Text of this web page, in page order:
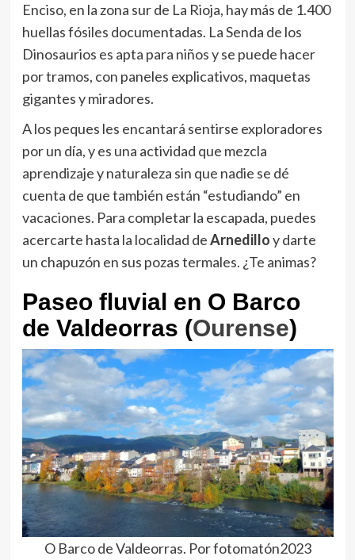
Enciso, en la zona sur de La Rioja, hay más de 1.400
huellas fósiles documentadas. La Senda de los
Dinosaurios es apta para niños y se puede hacer
por tramos, con paneles explicativos, maquetas
gigantes y miradores.
A los peques les encantará sentirse exploradores
por un día, y es una actividad que mezcla
aprendizaje y naturaleza sin que nadie se dé
cuenta de que también están “estudiando” en
vacaciones. Para completar la escapada, puedes
acercarte hasta la localidad deArnedilloy darte
un chapuzón en sus pozas termales. ¿Te animas?
Paseo fluvial en O Barco
de Valdeorras (Ourense)
O Barco de Valdeorras. Por fotomatón2023